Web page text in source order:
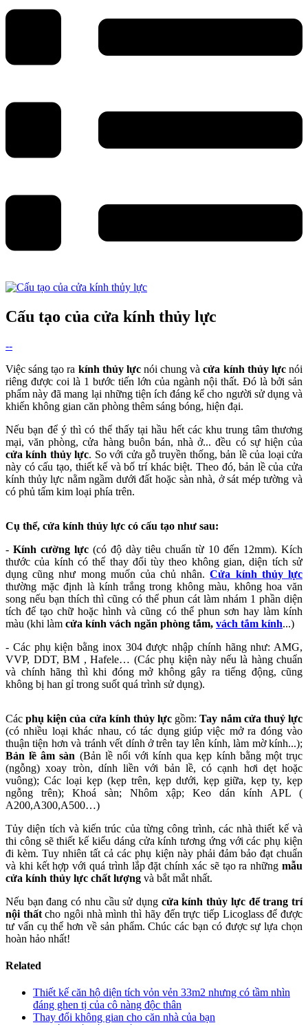
Cấu tạo của cửa kính thủy lực
--
Việc sáng tạo ra kính thủy lựcnói chung vàcửa kính thủy lựcnói
riêng được coi là 1 bước tiến lớn của ngành nội thất. Đó là bởi sản
phẩm này đã mang lại những tiện ích đáng kể cho người sử dụng và
khiến không gian căn phòng thêm sáng bóng, hiện đại.
Nếu bạn để ý thì có thể thấy tại hầu hết các khu trung tâm thương
mại, văn phòng, cửa hàng buôn bán, nhà ở... đều có sự hiện của
cửa kính thủy lực. So với cửa gỗ truyền thống, bản lề của loại cửa
này có cấu tạo, thiết kế và bố trí khác biệt. Theo đó, bản lề của cửa
kính thủy lực nằm ngầm dưới đất hoặc sàn nhà, ở sát mép tường và
có phủ tấm kim loại phía trên.
Cụ thể, cửa kính thủy lực có cấu tạo như sau:
- Kính cường lực(có độ dày tiêu chuẩn từ 10 đến 12mm). Kích
thước của kính có thể thay đổi tùy theo không gian, diện tích sử
dụng cũng như mong muốn của chủ nhân.Cửa kính thủy lực
thường mặc định là kính trắng trong không màu, không hoa văn
song nếu bạn thích thì cũng có thể phun cát làm nhám 1 phần diện
tích để tạo chữ hoặc hình và cũng có thể phun sơn hay làm kính
màu (khi làm cửa kính vách ngăn phòng tắm, vách tắm kính...)
- Các phụ kiện bằng inox 304 được nhập chính hãng như: AMG,
VVP, DDT, BM , Hafele… (Các phụ kiện này nếu là hàng chuẩn
và chính hãng thì khi đóng mở không gây ra tiếng động, cũng
không bị han gỉ trong suốt quá trình sử dụng).
Cácphụ kiện của cửa kính thủy lực gồm:Tay nắm cửa thuỷ lực
(có nhiều loại khác nhau, có tác dụng giúp việc mở ra đóng vào
thuận tiện hơn và tránh vết dính ở trên tay lên kính, làm mờ kính...);
Bản lề âm sàn (Bản lề nối với kính qua kẹp kính bằng một trục
(ngỗng) xoay tròn, dính liền với bản lề, có cạnh hơi dẹt hoặc
vuông); Các loại kẹp (kẹp trên, kẹp dưới, kẹp giữa, kẹp ty, kẹp
ngỗng trên); Khoá sàn; Nhôm xập; Keo dán kính APL (
A200,A300,A500…)
Tủy diện tích và kiến trúc của từng công trình, các nhà thiết kế và
thi công sẽ thiết kế kiểu dáng cửa kính tương ứng với các phụ kiện
đi kèm. Tuy nhiên tất cả các phụ kiện này phải đảm bảo đạt chuẩn
và khi kết hợp với quá trình lắp đặt chính xác sẽ tạo ra những mẫu
cửa kính thủy lực chất lượng và bắt mắt nhất.
Nếu bạn đang có nhu cầu sử dụng cửa kính thủy lực để trang trí
nội thấtcho ngôi nhà mình thì hãy đến trực tiếp Licoglass để được
tư vấn cụ thể hơn về sản phẩm. Chúc các bạn có được sự lựa chọn
hoàn hảo nhất!
Related
Thiết kế căn hộ diện tích vỏn vẻn 33m2 nhưng có tầm nhìn
đáng ghen tị của cô nàng độc thân
Thay đổi không gian cho căn nhà của bạn